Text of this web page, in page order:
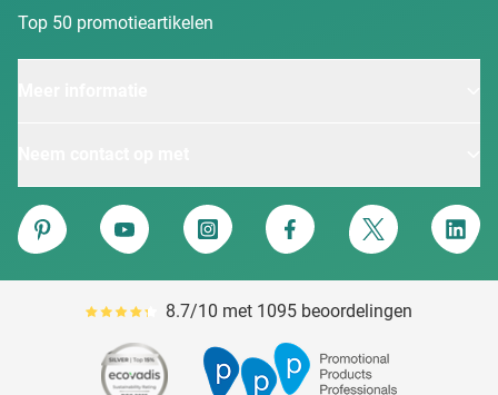
Top 50 promotieartikelen
Van Heijster
Pinterest
YouTube Instagram Facebook Twitter
Gemiddeld reviewpercentage is 87
8.7/10 met 1095 beoordelingen